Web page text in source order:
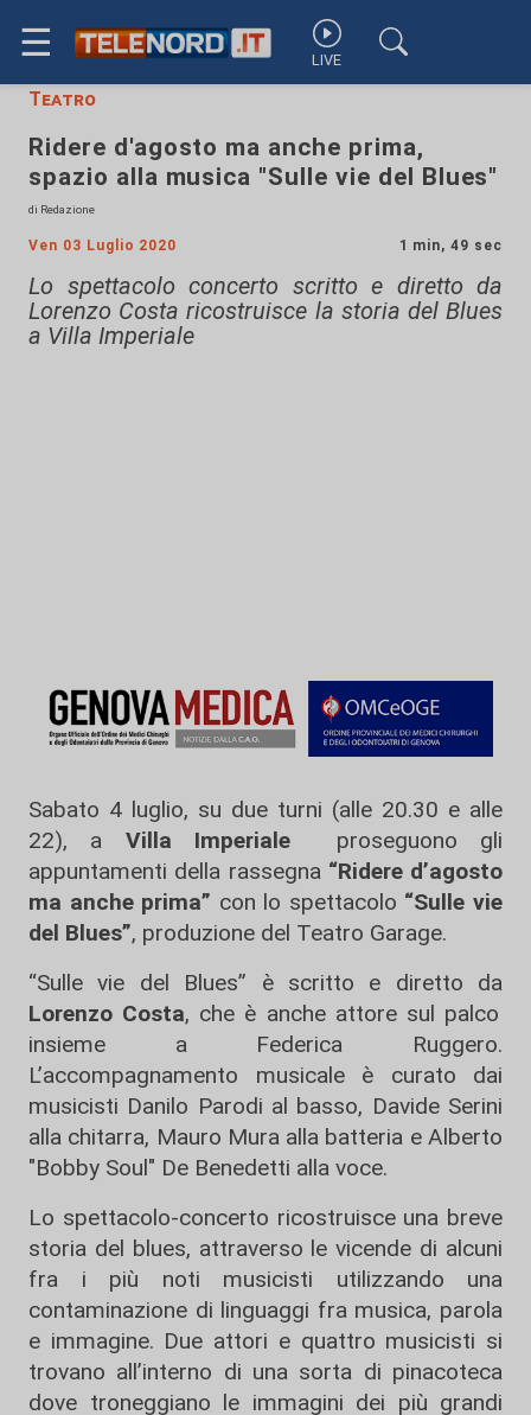
☰ LIVE
Teatro
Ridere d'agosto ma anche prima,
spazio alla musica "Sulle vie del Blues"
di Redazione
Ven 03 Luglio 2020 1 min, 49 sec
Lo spettacolo concerto scritto e diretto da
Lorenzo Costa ricostruisce la storia del Blues
a Villa Imperiale
Sabato 4 luglio, su due turni (alle 20.30 e alle
22), a Villa Imperiale proseguono gli
appuntamenti della rassegna“Ridere d’agosto
ma anche prima” con lo spettacolo “Sulle vie
del Blues”, produzione del Teatro Garage.
“Sulle vie del Blues” è scritto e diretto da
Lorenzo Costa, che è anche attore sul palco
insieme a Federica Ruggero.
L’accompagnamento musicale è curato dai
musicisti Danilo Parodi al basso, Davide Serini
alla chitarra, Mauro Mura alla batteria e Alberto
"Bobby Soul" De Benedetti alla voce.
Lo spettacolo-concerto ricostruisce una breve
storia del blues, attraverso le vicende di alcuni
fra i più noti musicisti utilizzando una
contaminazione di linguaggi fra musica, parola
e immagine. Due attori e quattro musicisti si
trovano all’interno di una sorta di pinacoteca
dove troneggiano le immagini dei più grandi